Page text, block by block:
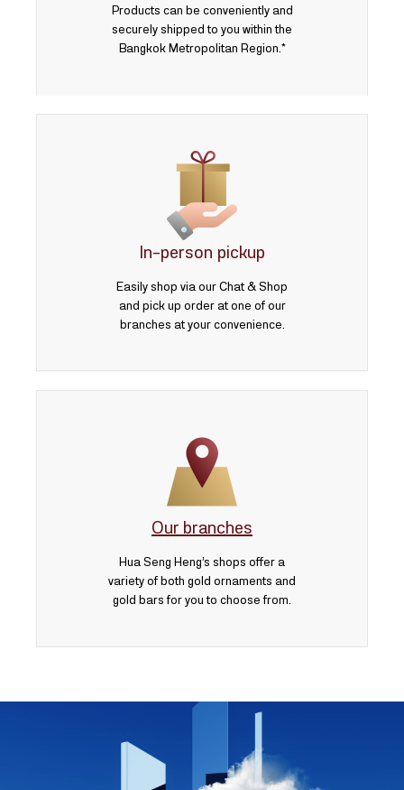
Products can be conveniently and
securely shipped to you within the
Bangkok Metropolitan Region.*
In-person pickup
Easily shop via our Chat & Shop
and pick up order at one of our
branches at your convenience.
Our branches
Hua Seng Heng’s shops offer a
variety of both gold ornaments and
gold bars for you to choose from.